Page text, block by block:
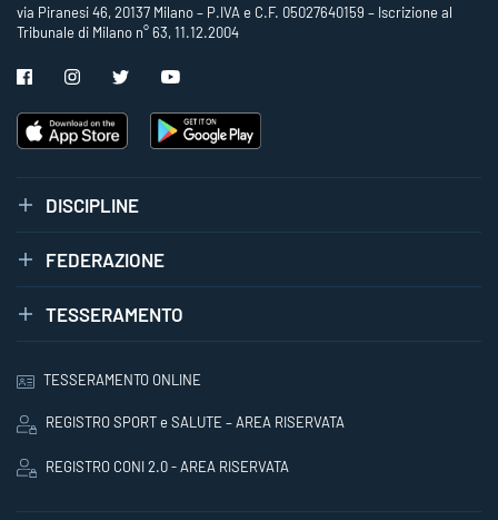
via Piranesi 46, 20137 Milano – P.IVA e C.F. 05027640159 – Iscrizione al
Tribunale di Milano n° 63, 11.12.2004
DISCIPLINE
FEDERAZIONE
TESSERAMENTO
TESSERAMENTO ONLINE
REGISTRO SPORT e SALUTE – AREA RISERVATA
REGISTRO CONI 2.0 - AREA RISERVATA